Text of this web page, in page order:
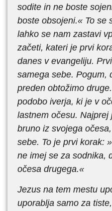
sodite in ne boste
boste obsojeni.« To se
lahko se nam zastavi
začeti, kateri je prvi
danes v evangeliju.
samega sebe. Pogum,
preden obtožimo
podobo iverja, ki je v
lastnem očesu.
bruno iz svojega
sebe. To je prvi korak:
ne imej se za sodnika,
očesa drugega.«
Jezus na tem mestu
uporablja samo za